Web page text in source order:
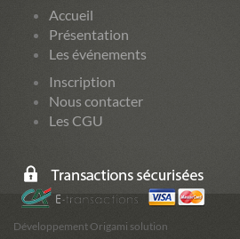
Accueil
Présentation
Les événements
Inscription
Nous contacter
Les CGU
Développement Origami solution